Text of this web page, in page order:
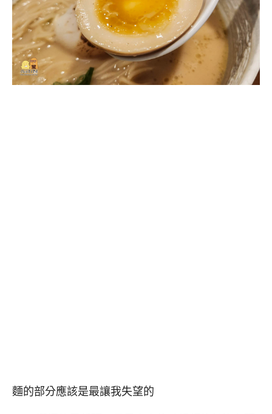
麵的部分應該是最讓我失望的